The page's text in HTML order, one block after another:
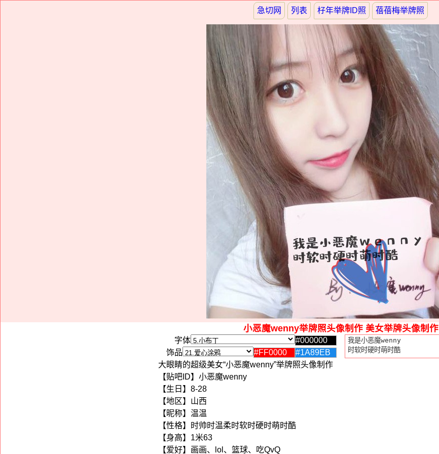
急切网 列表 杍年举牌ID照 蓓蓓梅举牌照
小恶魔wenny举牌照头像制作 美女举牌头像制作
字体
饰品
大眼睛的超级美女“小恶魔wenny”举牌照头像制作
【贴吧ID】小恶魔wenny
【生日】8-28
【地区】山西
【昵称】温温
【性格】时帅时温柔时软时硬时萌时酷
【身高】1米63
【爱好】画画、lol、篮球、吃QvQ